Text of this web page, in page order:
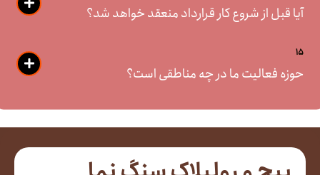
آیا قبل از شروع کار قرارداد منعقد خواهد شد؟
15
حوزه فعالیت ما در چه مناطقی است؟